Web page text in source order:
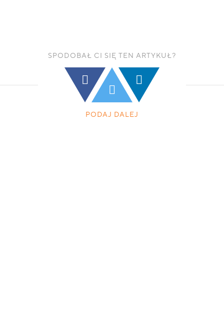
SPODOBAŁ CI SIĘ TEN ARTYKUŁ?
PODAJ DALEJ